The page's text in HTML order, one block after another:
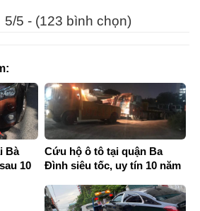
5/5 - (123 bình chọn)
Bà
10
Cứu hộ ô tô tại quận Ba
Đình siêu tốc, uy tín 10 năm